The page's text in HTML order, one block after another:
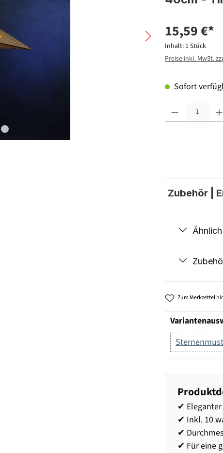
15,59 €*
Inhalt: 1 Stück
Preise inkl. MwSt.
Sofort
Zubehör |
Ähnlich
Zum Merkzettel
✔
✔ Inkl. 10
✔
✔ Für eine